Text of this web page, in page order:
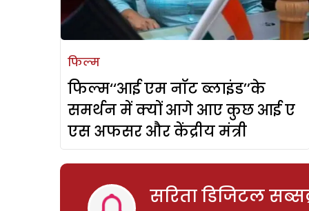
फिल्म
फिल्म‘‘आई एम नॉट ब्लाइंड’’के
समर्थन में क्यों आगे आए कुछ आई ए
एस अफसर और केंद्रीय मंत्री
सरिता डिजिटल